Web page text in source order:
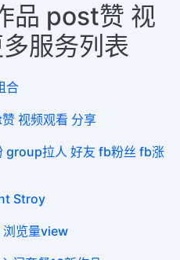
品 post赞 视
服务列表
合
视频观看 分享
group拉人 好友 fb粉丝 fb涨
Stroy
浏览量view